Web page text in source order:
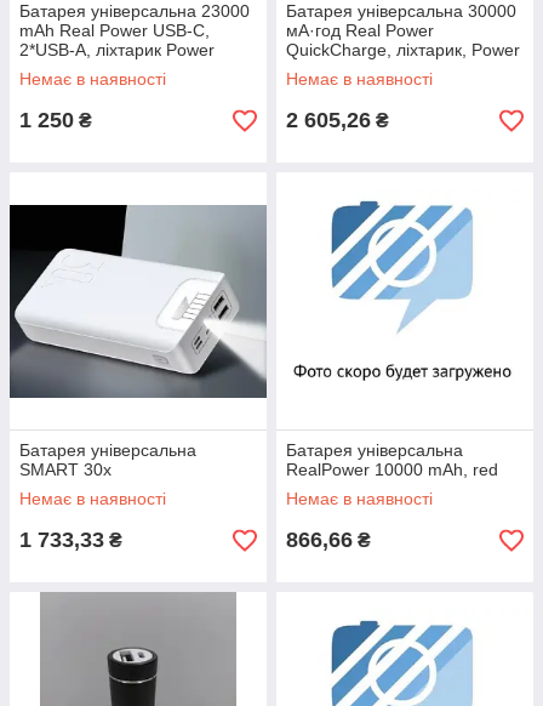
Батарея універсальна 23000
mAh Real Power USB-C,
2*USB-A, ліхтарик Power
Bank
Немає в наявності
1 250 ₴
Батарея універсальна 30000
мА·год Real Power
QuickCharge, ліхтарик, Power
Bank
Немає в наявності
2 605,26 ₴
Батарея універсальна
SMART 30x
Немає в наявності
1 733,33 ₴
Батарея універсальна
RealPower 10000 mAh, red
Немає в наявності
866,66 ₴